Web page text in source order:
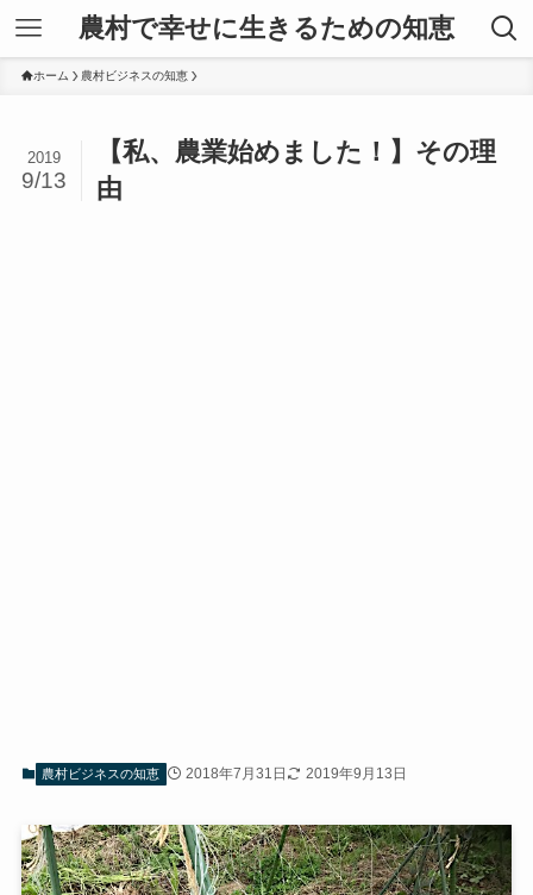
農村で幸せに生きるための知恵
ホーム 農村ビジネスの知恵
【私、農業始めました！】その理
由
2019
9/13
農村ビジネスの知恵 2018年7月31日 2019年9月13日